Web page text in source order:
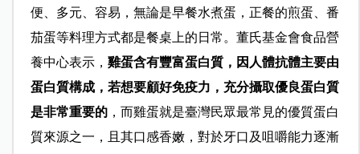
便、多元、容易，無論是早餐水煮蛋，正餐的煎蛋、番
茄蛋等料理方式都是餐桌上的日常。董氏基金會食品營
養中心表示， 雞蛋含有豐富蛋白質，因人體抗體主要由
蛋白質構成，若想要顧好免疫力，充分攝取優良蛋白質
是非常重要的，而雞蛋就是臺灣民眾最常見的優質蛋白
質來源之一，且其口感香嫩，對於牙口及咀嚼能力逐漸